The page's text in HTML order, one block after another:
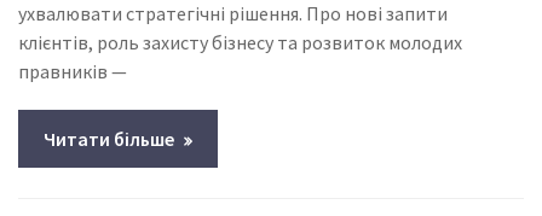
ухвалювати стратегічні рішення. Про нові запити
клієнтів, роль захисту бізнесу та розвиток молодих
правників —
Читати більше